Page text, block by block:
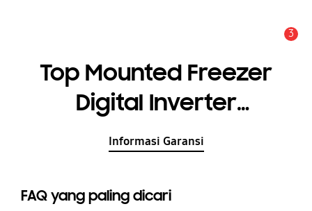
3
Top Mounted Freezer
Digital Inverter
Technology 216L
Informasi Garansi
FAQ yang paling dicari